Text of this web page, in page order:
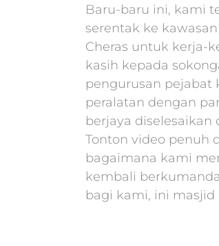
Baru-baru ini, kami
serentak ke
Cheras untuk kerja-
kasih kepada
pengurusan pejabat
peralatan dengan
berjaya diselesaikan
Tonton video penuh
bagaimana kami
kembali
bagi kami, ini masjid